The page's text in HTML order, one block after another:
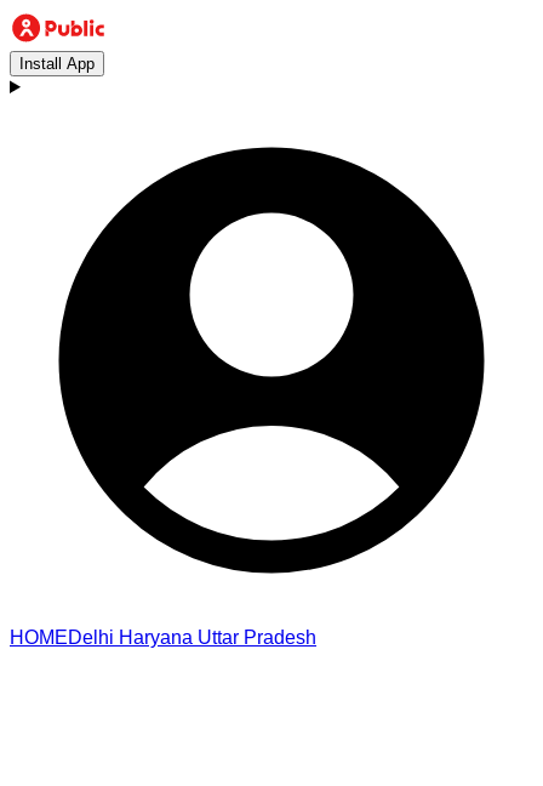
Install App
HOMEDelhi Haryana Uttar Pradesh